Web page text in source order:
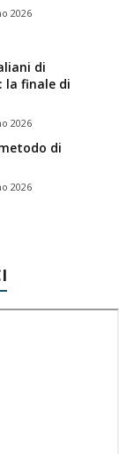
2026
di
la finale di
2026
di
2026